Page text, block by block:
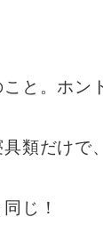
と。ホン
類だけ
じ！